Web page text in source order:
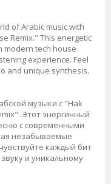
of Arabic music with
Remix." This energetic
modern tech house
experience. Feel
and unique synthesis.
музыки с "Hak
Этот энергичный
с современными
незабываемые
каждый бит
и уникальному